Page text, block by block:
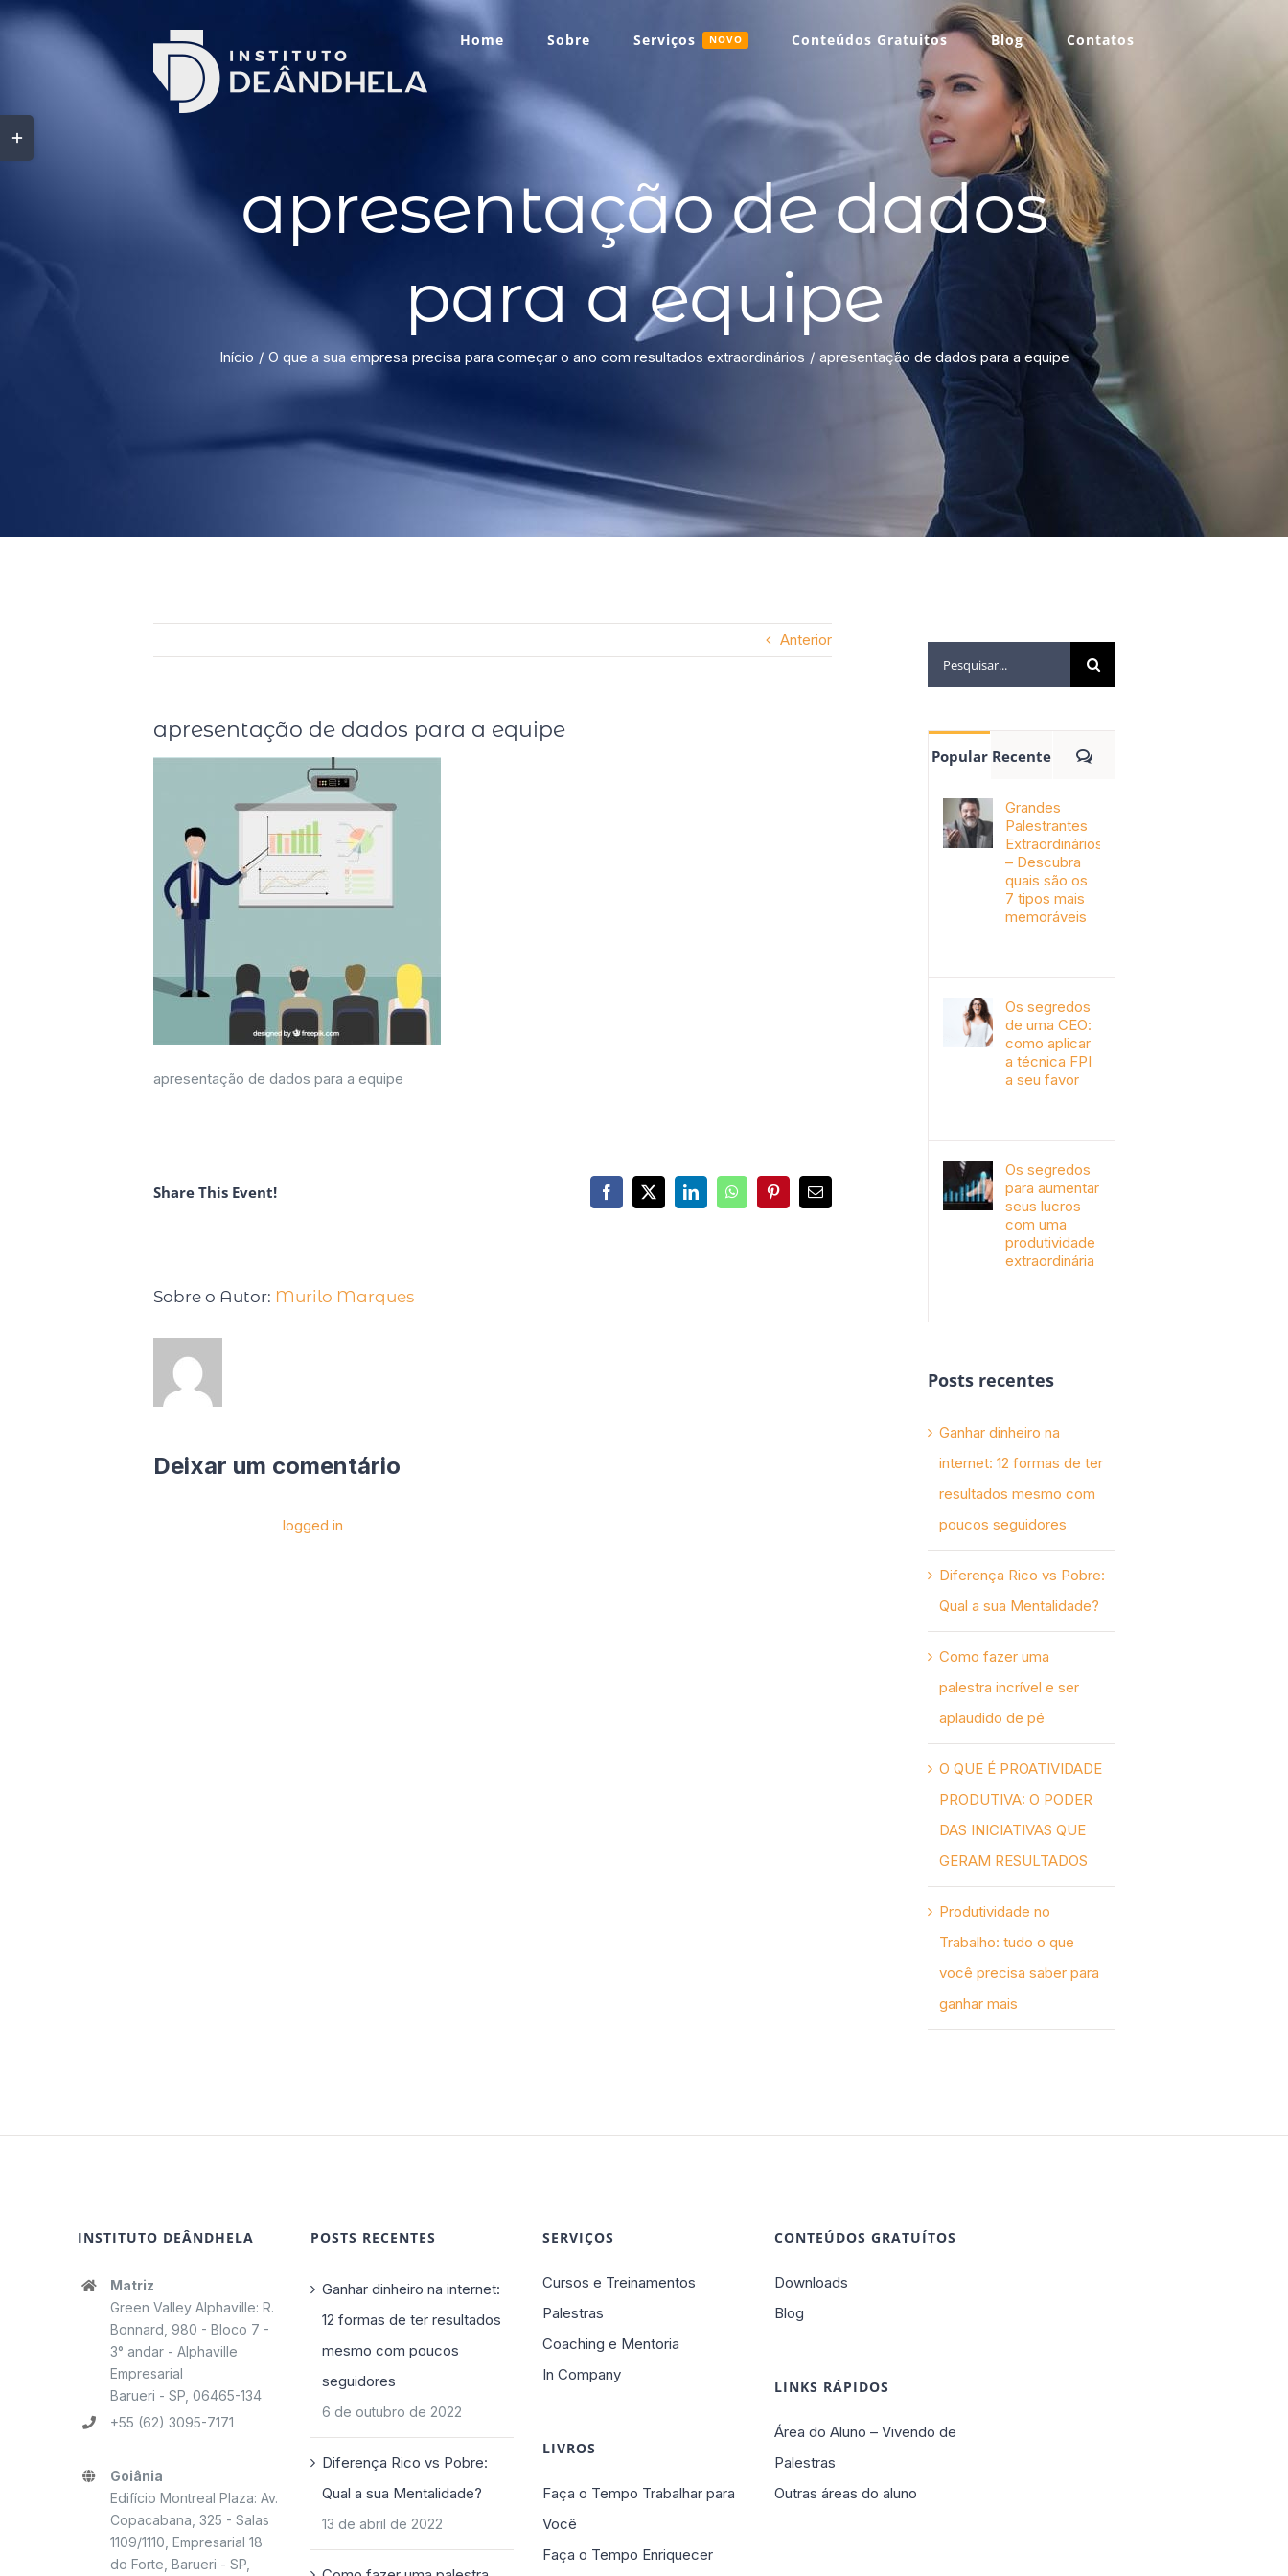
Home Sobre Serviços NOVO Conteúdos Gratuitos Blog Contatos
apresentação de dados
para a equipe
Início O que a sua empresa precisa para começar o ano com resultados extraordinários apresentação de dados para a equipe
Anterior
apresentação de dados para a equipe
apresentação de dados para a equipe
Share This Event!
Sobre o Autor: Murilo Marques
Deixar um comentário
logged in
Popular Recente
Grandes
Palestrantes
Extraordinários
– Descubra
quais são os
7 tipos mais
memoráveis
Os segredos
de uma CEO:
como aplicar
a técnica FPI
a seu favor
Os segredos
para aumentar
seus lucros
com uma
produtividade
extraordinária
Posts recentes
Ganhar dinheiro na
internet: 12 formas de ter
resultados mesmo com
poucos seguidores
Diferença Rico vs Pobre:
Qual a sua Mentalidade?
Como fazer uma
palestra incrível e ser
aplaudido de pé
O QUE É PROATIVIDADE
PRODUTIVA: O PODER
DAS INICIATIVAS QUE
GERAM RESULTADOS
Produtividade no
Trabalho: tudo o que
você precisa saber para
ganhar mais
INSTITUTO DEÂNDHELA
Matriz
Green Valley Alphaville: R.
Bonnard, 980 - Bloco 7 -
3° andar - Alphaville
Empresarial
Barueri - SP, 06465-134
+55 (62) 3095-7171
Goiânia
Edifício Montreal Plaza: Av.
Copacabana, 325 - Salas
1109/1110, Empresarial 18
do Forte, Barueri - SP,
POSTS RECENTES
Ganhar dinheiro na internet:
12 formas de ter resultados
mesmo com poucos
seguidores
6 de outubro de 2022
Diferença Rico vs Pobre:
Qual a sua Mentalidade?
13 de abril de 2022
SERVIÇOS
Cursos e Treinamentos
Palestras
Coaching e Mentoria
In Company
LIVROS
Faça o Tempo Trabalhar para
Você
Faça o Tempo Enriquecer
CONTEÚDOS GRATUÍTOS
Downloads
Blog
LINKS RÁPIDOS
Área do Aluno – Vivendo de
Palestras
Outras áreas do aluno